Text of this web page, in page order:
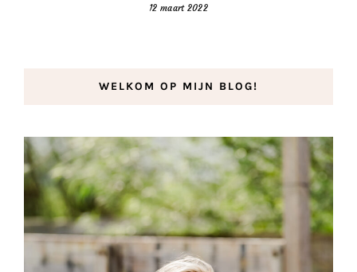
12 maart 2022
WELKOM OP MIJN BLOG!